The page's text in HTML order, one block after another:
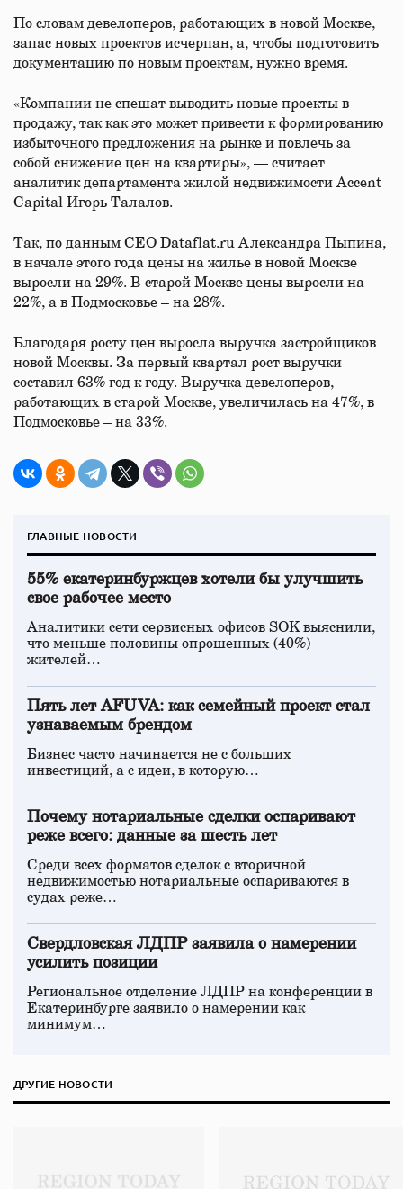
По словам девелоперов, работающих в новой Москве,
запас новых проектов исчерпан, а, чтобы подготовить
документацию по новым проектам, нужно время.
«Компании не спешат выводить новые проекты в
продажу, так как это может привести к формированию
избыточного предложения на рынке и повлечь за
собой снижение цен на квартиры», — считает
аналитик департамента жилой недвижимости Accent
Capital Игорь Талалов.
Так, по данным СЕО Dataflat.ru Александра Пыпина,
в начале этого года цены на жилье в новой Москве
выросли на 29%. В старой Москве цены выросли на
22%, а в Подмосковье – на 28%.
Благодаря росту цен выросла выручка застройщиков
новой Москвы. За первый квартал рост выручки
составил 63% год к году. Выручка девелоперов,
работающих в старой Москве, увеличилась на 47%, в
Подмосковье – на 33%.
ГЛАВНЫЕ НОВОСТИ
55% екатеринбуржцев хотели бы улучшить
свое рабочее место
Аналитики сети сервисных офисов SOK выяснили,
что меньше половины опрошенных (40%)
жителей…
Пять лет AFUVA: как семейный проект стал
узнаваемым брендом
Бизнес часто начинается не с больших
инвестиций, а с идеи, в которую…
Почему нотариальные сделки оспаривают
реже всего: данные за шесть лет
Среди всех форматов сделок с вторичной
недвижимостью нотариальные оспариваются в
судах реже…
Свердловская ЛДПР заявила о намерении
усилить позиции
Региональное отделение ЛДПР на конференции в
Екатеринбурге заявило о намерении как
минимум…
ДРУГИЕ НОВОСТИ